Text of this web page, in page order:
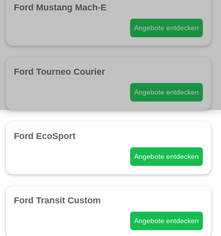
Ford Mustang Mach-E
Angebote entdecken
Ford Tourneo Courier
Angebote entdecken
Ford EcoSport
Angebote entdecken
Ford Transit Custom
Angebote entdecken